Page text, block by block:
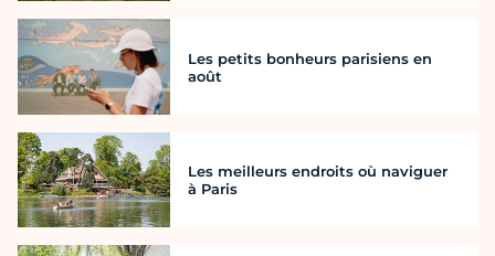
Les petits bonheurs parisiens en
août
Les meilleurs endroits où naviguer
à Paris